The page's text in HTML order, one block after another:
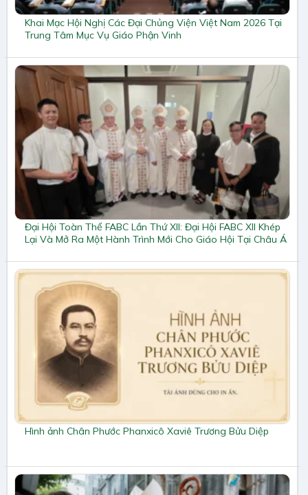
Khai Mạc Hội Nghị Các Đại Chủng Viện Việt Nam 2026 Tại
Trung Tâm Mục Vụ Giáo Phận Vinh
Đại Hội Toàn Thể FABC Lần Thứ XII: Đại Hội FABC XII Khép
Lại Và Mở Ra Một Hành Trình Mới Cho Giáo Hội Tại Châu Á
Hình ảnh Chân Phước Phanxicô Xaviê Trương Bửu Diệp